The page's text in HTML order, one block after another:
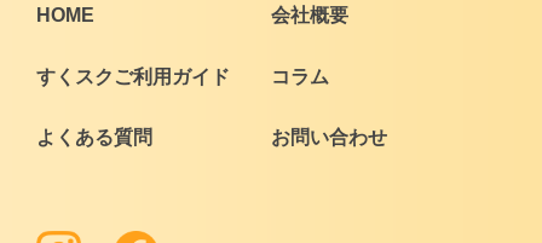
HOME 会社概要
すくスクご利用ガイド コラム
よくある質問 お問い合わせ